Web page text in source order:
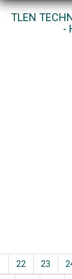
TLEN
-
22 23